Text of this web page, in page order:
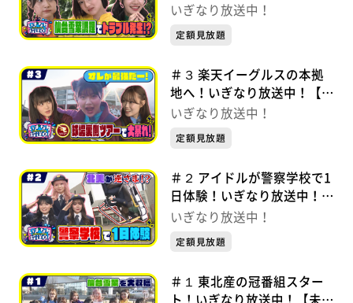
送中！【未公開シーンあり】
いぎなり放送中！
定額見放題
＃３ 楽天イーグルスの本拠
地へ！いぎなり放送中！【未
公開シーンあり】
いぎなり放送中！
定額見放題
＃２ アイドルが警察学校で1
日体験！いぎなり放送中！
【未公開シーンあり】
いぎなり放送中！
定額見放題
＃１ 東北産の冠番組スター
ト！いぎなり放送中！【未公